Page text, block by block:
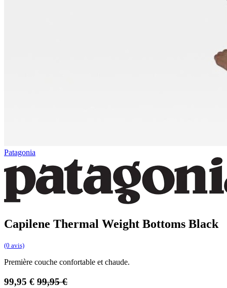
Patagonia
Capilene Thermal Weight Bottoms Black
(0 avis)
Première couche confortable et chaude.
99,95 € 99,95€